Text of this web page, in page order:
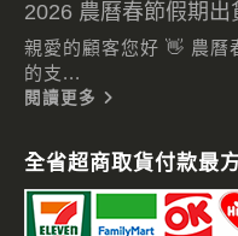
2026 農曆春節假期出
親愛的顧客您好 👋 農曆
的支...
閱讀更多
全省超商取貨付款最